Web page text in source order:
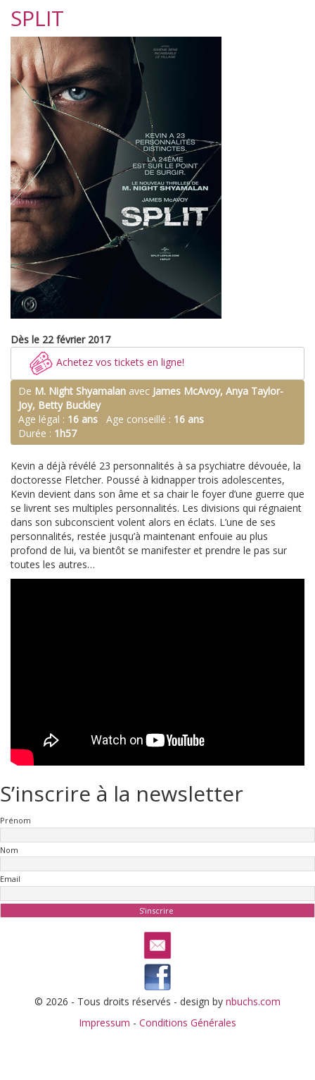
SPLIT
Dès le 22 février 2017
Achetez vos tickets en ligne!
De M. Night Shyamalan avec James McAvoy, Anya Taylor-
Joy, Betty Buckley
Age légal : 16 ans Age conseillé : 16 ans
Durée : 1h57
Kevin a déjà révélé 23 personnalités à sa psychiatre dévouée, la
doctoresse Fletcher. Poussé à kidnapper trois adolescentes,
Kevin devient dans son âme et sa chair le foyer d’une guerre que
se livrent ses multiples personnalités. Les divisions qui régnaient
dans son subconscient volent alors en éclats. L’une de ses
personnalités, restée jusqu’à maintenant enfouie au plus
profond de lui, va bientôt se manifester et prendre le pas sur
toutes les autres…
S’inscrire à la newsletter
Prénom
Nom
Email
© 2026 - Tous droits réservés - design by nbuchs.com
Impressum - Conditions Générales